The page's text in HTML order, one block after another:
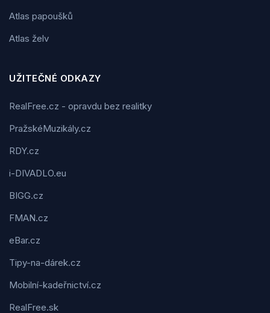
Atlas papoušků
Atlas želv
UŽITEČNÉ ODKAZY
RealFree.cz - opravdu bez realitky
PražskéMuzikály.cz
RDY.cz
i-DIVADLO.eu
BIGG.cz
FMAN.cz
eBar.cz
Tipy-na-dárek.cz
Mobilní-kadeřnictví.cz
RealFree.sk